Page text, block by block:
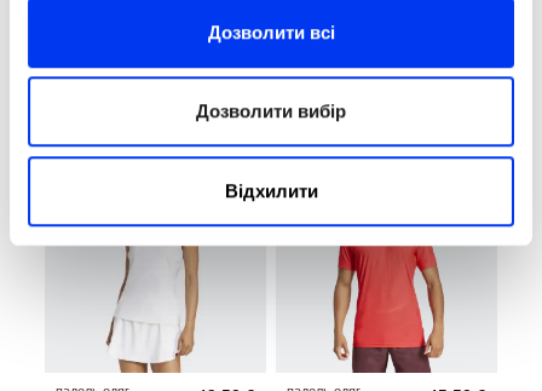
Дозволити всі
Дозволити вибір
Відхилити
переглянути
SHORT NEGRO
переглянути
-10% -30%